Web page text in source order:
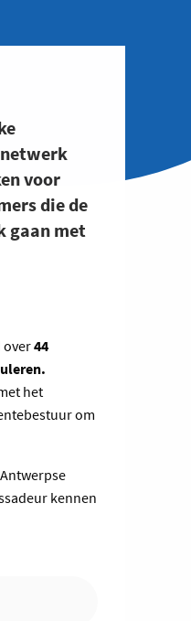
voor
die de
gaan met
over44
het
om
kennen